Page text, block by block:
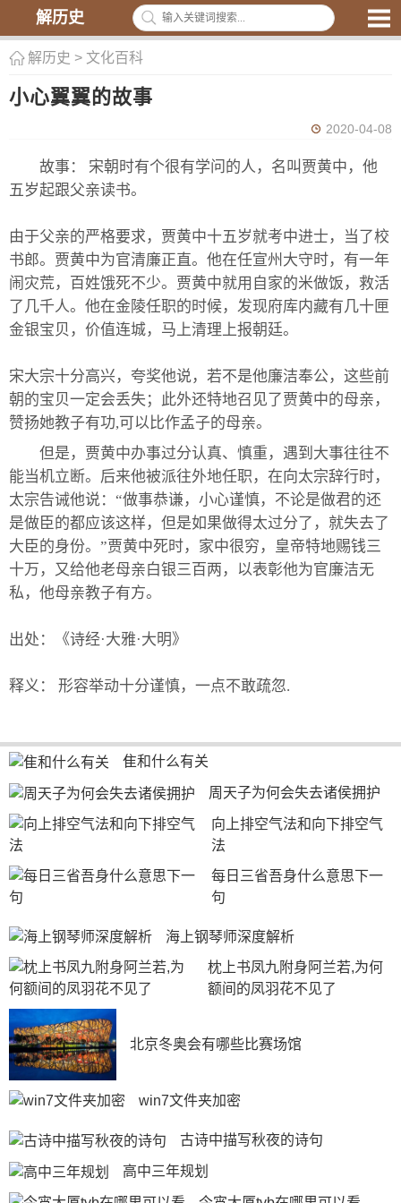
解历史
解历史 > 文化百科
小心翼翼的故事
2020-04-08
故事： 宋朝时有个很有学问的人，名叫贾黄中，他
五岁起跟父亲读书。
由于父亲的严格要求，贾黄中十五岁就考中进士，当了校
书郎。贾黄中为官清廉正直。他在任宣州大守时，有一年
闹灾荒，百姓饿死不少。贾黄中就用自家的米做饭，救活
了几千人。他在金陵任职的时候，发现府库内藏有几十匣
金银宝贝，价值连城，马上清理上报朝廷。
宋大宗十分高兴，夸奖他说，若不是他廉洁奉公，这些前
朝的宝贝一定会丢失；此外还特地召见了贾黄中的母亲，
赞扬她教子有功,可以比作孟子的母亲。
但是，贾黄中办事过分认真、慎重，遇到大事往往不
能当机立断。后来他被派往外地任职，在向太宗辞行时，
太宗告诫他说：“做事恭谦，小心谨慎，不论是做君的还
是做臣的都应该这样，但是如果做得太过分了，就失去了
大臣的身份。”贾黄中死时，家中很穷，皇帝特地赐钱三
十万，又给他老母亲白银三百两，以表彰他为官廉洁无
私，他母亲教子有方。
出处：《诗经·大雅·大明》
释义： 形容举动十分谨慎，一点不敢疏忽.
隹和什么有关
周天子为何会失去诸侯拥护
向上排空气法和向下排空气
法
每日三省吾身什么意思下一
句
海上钢琴师深度解析
枕上书凤九附身阿兰若,为何
额间的凤羽花不见了
北京冬奥会有哪些比赛场馆
win7文件夹加密
古诗中描写秋夜的诗句
高中三年规划